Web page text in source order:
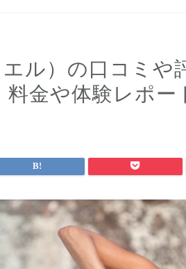
ル）の口コミや
金や体験レポー